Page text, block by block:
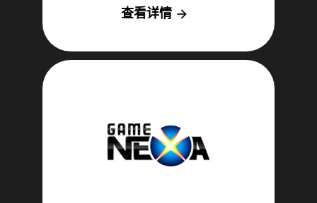
查看详情 arrow_forward